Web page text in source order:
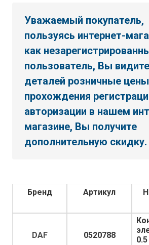
Уважаемый покупатель,
пользуясь интернет-
как
пользователь, Вы
деталей розничные
прохождения
авторизации в нашем
магазине, Вы получите
дополнительную скидку.
Бренд Артикул
DAF 0520788